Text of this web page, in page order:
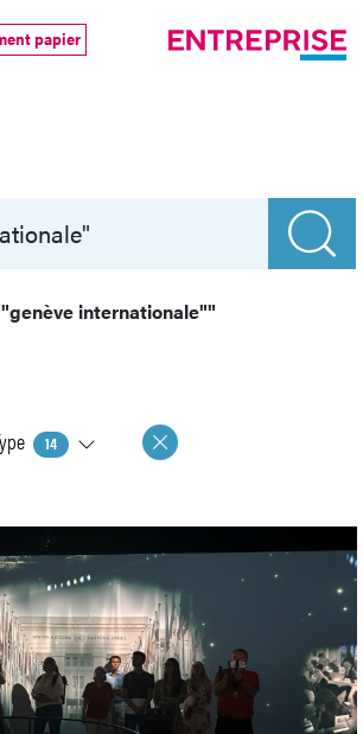
papier
internationale""
14